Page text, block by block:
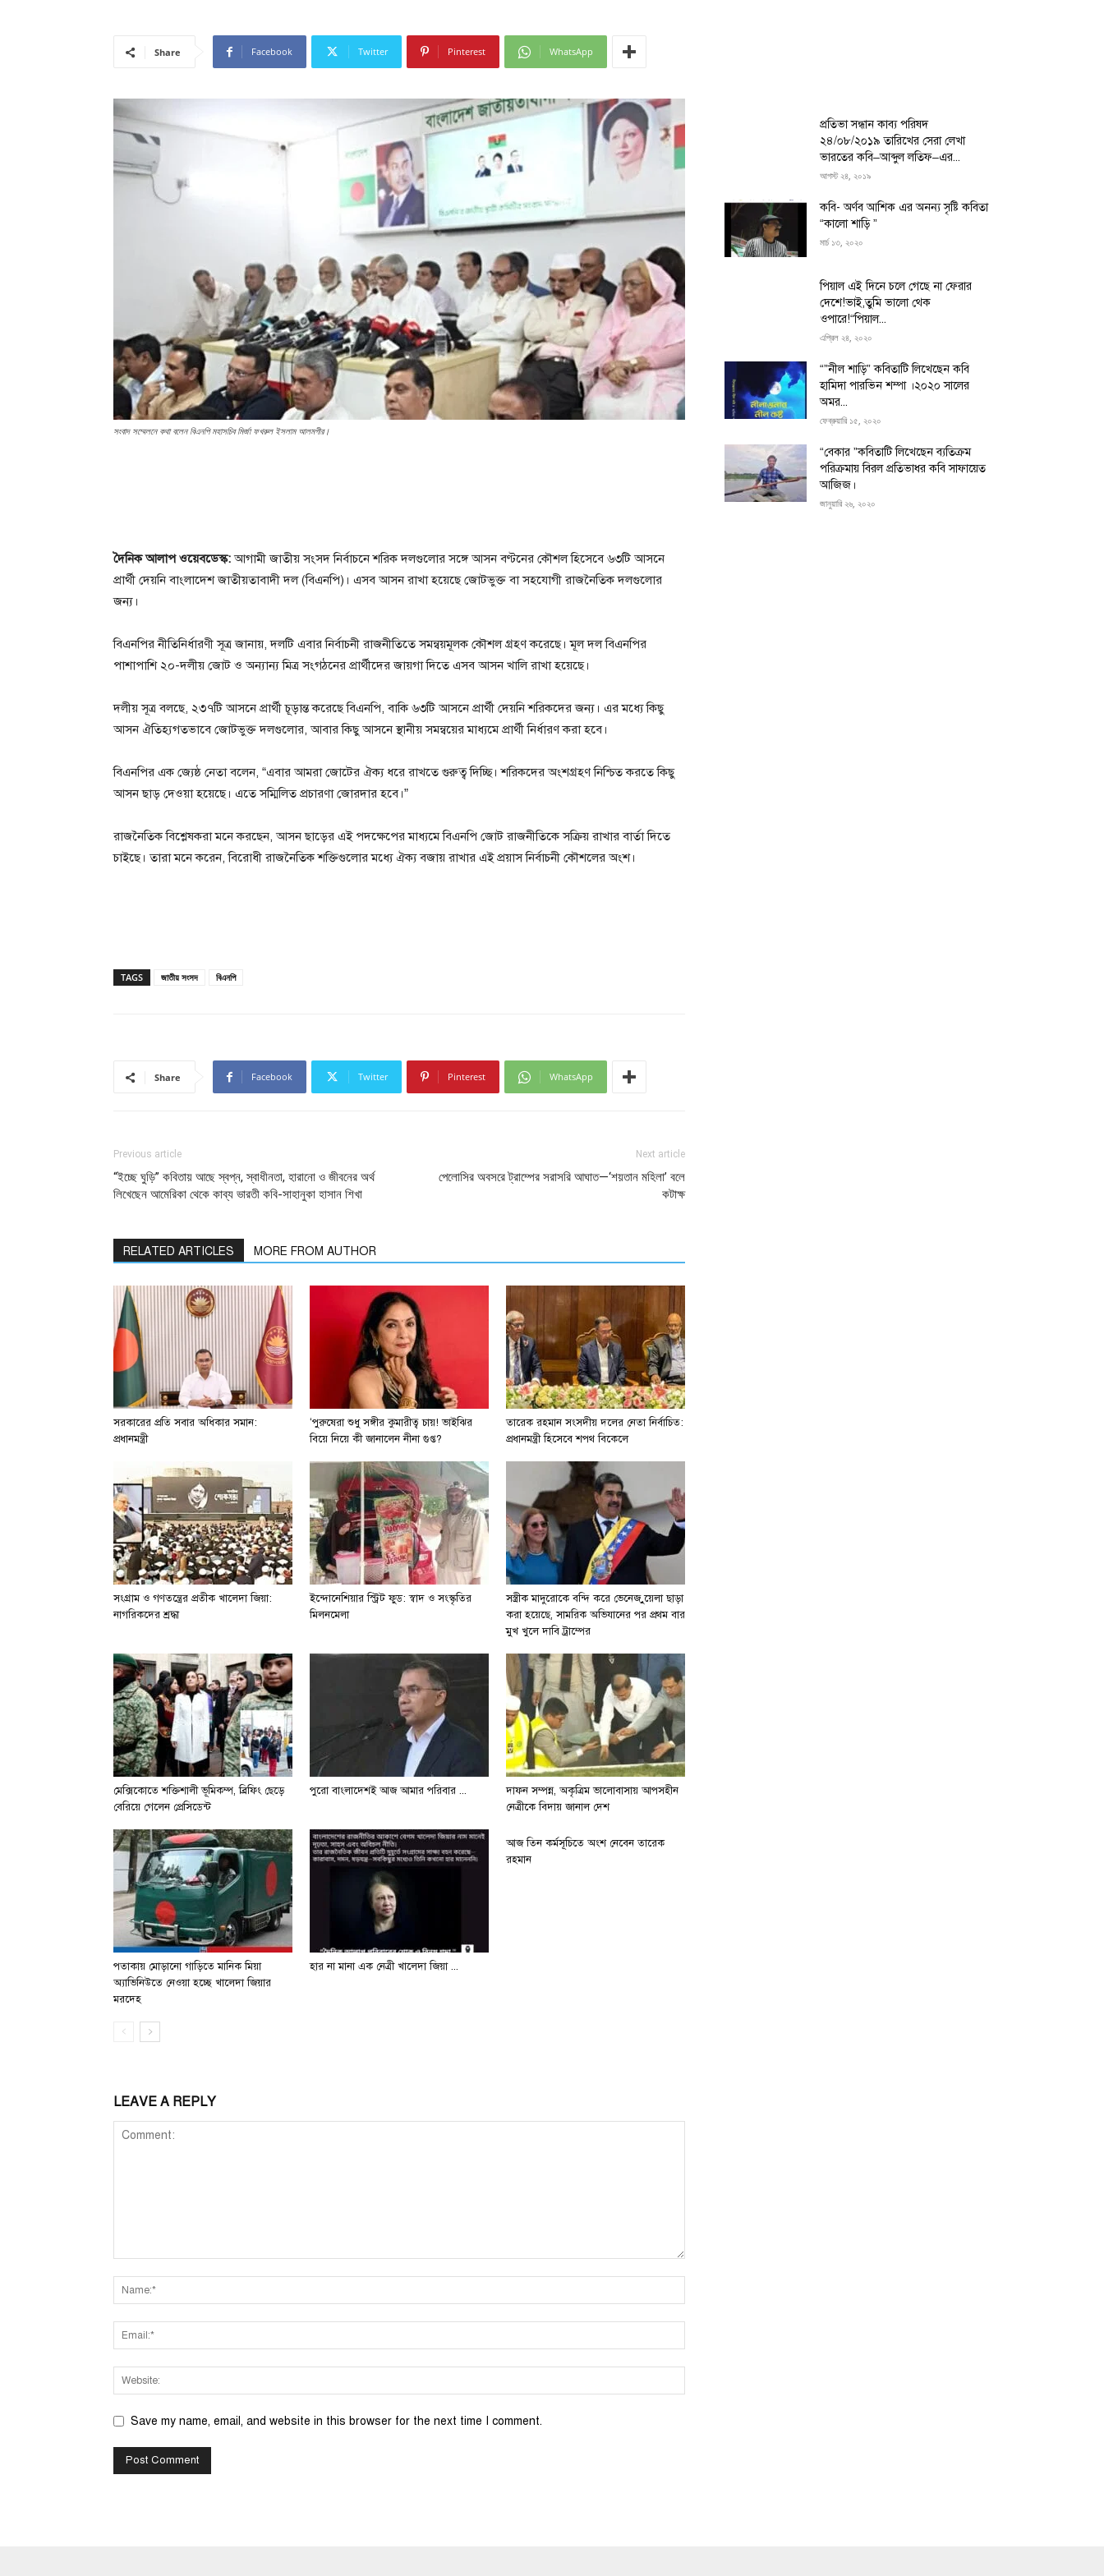
Share Facebook Twitter Pinterest WhatsApp
সংবাদ সম্মেলনে কথা বলেন বিএনপি মহাসচিব মির্জা ফখরুল ইসলাম আলমগীর।
দৈনিক আলাপ ওয়েবডেস্ক:আগামী জাতীয় সংসদ নির্বাচনে শরিক দলগুলোর সঙ্গে আসন বণ্টনের কৌশল হিসেবে ৬৩টি আসনে
প্রার্থী দেয়নি বাংলাদেশ জাতীয়তাবাদী দল (বিএনপি)। এসব আসন রাখা হয়েছে জোটভুক্ত বা সহযোগী রাজনৈতিক দলগুলোর
জন্য।
বিএনপির নীতিনির্ধারণী সূত্র জানায়, দলটি এবার নির্বাচনী রাজনীতিতে সমন্বয়মূলক কৌশল গ্রহণ করেছে। মূল দল বিএনপির
পাশাপাশি ২০-দলীয় জোট ও অন্যান্য মিত্র সংগঠনের প্রার্থীদের জায়গা দিতে এসব আসন খালি রাখা হয়েছে।
দলীয় সূত্র বলছে, ২৩৭টি আসনে প্রার্থী চূড়ান্ত করেছে বিএনপি, বাকি ৬৩টি আসনে প্রার্থী দেয়নি শরিকদের জন্য। এর মধ্যে কিছু
আসন ঐতিহ্যগতভাবে জোটভুক্ত দলগুলোর, আবার কিছু আসনে স্থানীয় সমন্বয়ের মাধ্যমে প্রার্থী নির্ধারণ করা হবে।
বিএনপির এক জ্যেষ্ঠ নেতা বলেন, “এবার আমরা জোটের ঐক্য ধরে রাখতে গুরুত্ব দিচ্ছি। শরিকদের অংশগ্রহণ নিশ্চিত করতে কিছু
আসন ছাড় দেওয়া হয়েছে। এতে সম্মিলিত প্রচারণা জোরদার হবে।”
রাজনৈতিক বিশ্লেষকরা মনে করছেন, আসন ছাড়ের এই পদক্ষেপের মাধ্যমে বিএনপি জোট রাজনীতিকে সক্রিয় রাখার বার্তা দিতে
চাইছে। তারা মনে করেন, বিরোধী রাজনৈতিক শক্তিগুলোর মধ্যে ঐক্য বজায় রাখার এই প্রয়াস নির্বাচনী কৌশলের অংশ।
TAGS জাতীয় সংসদ বিএনপি
Share Facebook Twitter Pinterest WhatsApp
Previous article
“ইচ্ছে ঘুড়ি” কবিতায় আছে স্বপ্ন, স্বাধীনতা, হারানো ও জীবনের অর্থ
লিখেছেন আমেরিকা থেকে কাব্য ভারতী কবি-সাহানুকা হাসান শিখা
Next article
পেলোসির অবসরে ট্রাম্পের সরাসরি আঘাত—‘শয়তান মহিলা’ বলে
কটাক্ষ
RELATED ARTICLES MORE FROM AUTHOR
সরকারের প্রতি সবার অধিকার সমান:
প্রধানমন্ত্রী
‘পুরুষেরা শুধু সঙ্গীর কুমারীত্ব চায়! ভাইঝির
বিয়ে নিয়ে কী জানালেন নীনা গুপ্ত?
তারেক রহমান সংসদীয় দলের নেতা নির্বাচিত:
প্রধানমন্ত্রী হিসেবে শপথ বিকেলে
সংগ্রাম ও গণতন্ত্রের প্রতীক খালেদা জিয়া:
নাগরিকদের শ্রদ্ধা
ইন্দোনেশিয়ার স্ট্রিট ফুড: স্বাদ ও সংস্কৃতির
মিলনমেলা
সস্ত্রীক মাদুরোকে বন্দি করে ভেনেজ়ুয়েলা ছাড়া
করা হয়েছে, সামরিক অভিযানের পর প্রথম বার
মুখ খুলে দাবি ট্রাম্পের
মেক্সিকোতে শক্তিশালী ভূমিকম্প, ব্রিফিং ছেড়ে
বেরিয়ে গেলেন প্রেসিডেন্ট
পুরো বাংলাদেশই আজ আমার পরিবার ...
দাফন সম্পন্ন, অকৃত্রিম ভালোবাসায় আপসহীন
নেত্রীকে বিদায় জানাল দেশ
পতাকায় মোড়ানো গাড়িতে মানিক মিয়া
অ্যাভিনিউতে নেওয়া হচ্ছে খালেদা জিয়ার
মরদেহ
হার না মানা এক নেত্রী খালেদা জিয়া ...
আজ তিন কর্মসূচিতে অংশ নেবেন তারেক
রহমান
LEAVE A REPLY
Save my name, email, and website in this browser for the next time I comment.
প্রতিভা সন্ধান কাব্য পরিষদ
২৪/০৮/২০১৯ তারিখের সেরা লেখা
ভারতের কবি–আব্দুল লতিফ–এর...
আগস্ট ২৪, ২০১৯
কবি- অর্ণব আশিক এর অনন্য সৃষ্টি কবিতা
“কালো শাড়ি ”
মার্চ ১৩, ২০২০
পিয়াল এই দিনে চলে গেছে না ফেরার
দেশে!ভাই,তুমি ভালো থেক
ওপারে!“পিয়াল...
এপ্রিল ২৪, ২০২০
“”নীল শাড়ি” কবিতাটি লিখেছেন কবি
হামিদা পারভিন শম্পা ।২০২০ সালের
অমর...
ফেব্রুয়ারি ১৫, ২০২০
“বেকার ”কবিতাটি লিখেছেন ব্যতিক্রম
পরিক্রমায় বিরল প্রতিভাধর কবি সাফায়েত
আজিজ।
জানুয়ারি ২৬, ২০২০